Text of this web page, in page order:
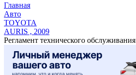
Главная
Авто
TOYOTA
AURIS , 2009
Регламент технического обслуживания